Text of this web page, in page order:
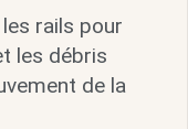
rails pour
les débris
de la